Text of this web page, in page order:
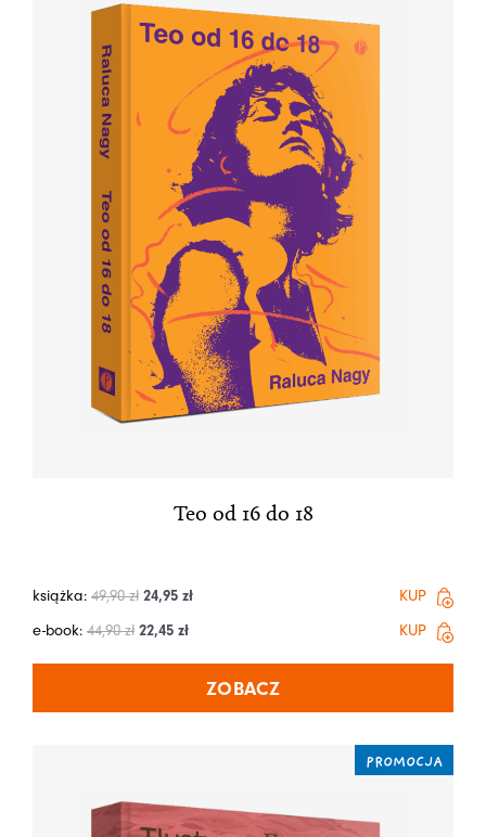
Teo od 16 do 18
książka: 49,90zł 24,95 zł
KUP
e-book: 44,90zł 22,45 zł KUP
ZOBACZ
PROMOCJA